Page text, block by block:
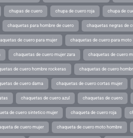
chupas de cuero chupa de cuero roja chupa de
chaquetas para hombre de cuero chaquetas negras de
de cuero para mujer chaquetas de cuero para moto
chaquetas de cuero mujer zara chaquetas de cuero
de cuero hombre rockeras chaquetas de cuero
de cuero dama chaquetas de cuero cortas mujer
chaquetas de cuero azul chaquetas de cuero
de cuero sintetico mujer chaqueta de cuero roja
de cuero mujer chaqueta de cuero moto hombre